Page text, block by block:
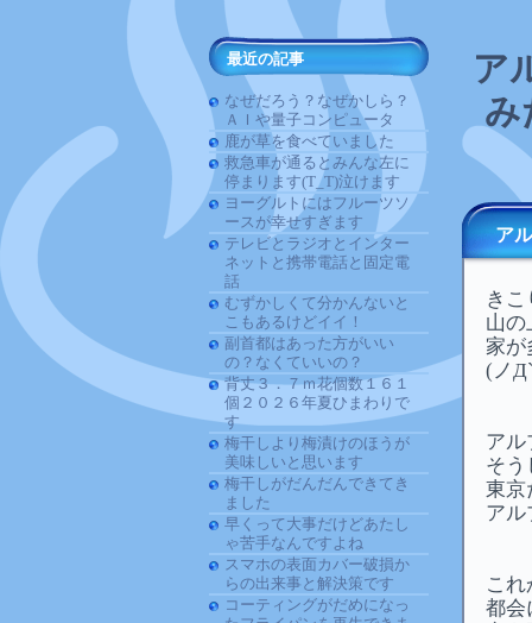
ア
み
最近の記事
なぜだろう？なぜかしら？
ＡＩや量子コンピュータ
鹿が草を食べていました
救急車が通るとみんな左に
停まります(T_T)泣けます
ヨーグルトにはフルーツソ
ースが幸せすぎます
テレビとラジオとインター
ネットと携帯電話と固定電
話
むずかしくて分かんないと
こもあるけどイイ！
副首都はあった方がいい
の？なくていいの？
背丈３．７ｍ花個数１６１
個２０２６年夏ひまわりで
す
梅干しより梅漬けのほうが
美味しいと思います
梅干しがだんだんできてき
ました
早くって大事だけどあたし
ゃ苦手なんですよね
スマホの表面カバー破損か
らの出来事と解決策です
コーティングがだめになっ
ア
き
山の
家が
(ノ
アル
そう
東京
アル
こ
都会